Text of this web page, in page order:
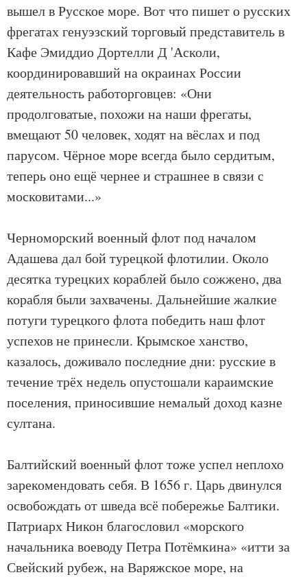
вышел в Русское море. Вот что пишет о русских
фрегатах генуэзский торговый представитель в
Кафе Эмиддио Дортелли Д 'Асколи,
координировавший на окраинах России
деятельность работорговцев: «Они
продолговатые, похожи на наши фрегаты,
вмещают 50 человек, ходят на вёслах и под
парусом. Чёрное море всегда было сердитым,
теперь оно ещё чернее и страшнее в связи с
московитами...»
Черноморский военный флот под началом
Адашева дал бой турецкой флотилии. Около
десятка турецких кораблей было сожжено, два
корабля были захвачены. Дальнейшие жалкие
потуги турецкого флота победить наш флот
успехов не принесли. Крымское ханство,
казалось, доживало последние дни: русские в
течение трёх недель опустошали караимские
поселения, приносившие немалый доход казне
султана.
Балтийский военный флот тоже успел неплохо
зарекомендовать себя. В 1656 г. Царь двинулся
освобождать от шведа всё побережье Балтики.
Патриарх Никон благословил «морского
начальника воеводу Петра Потёмкина» «итти за
Свейский рубеж, на Варяжское море, на